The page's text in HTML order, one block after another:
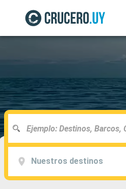
Nuestros destinos